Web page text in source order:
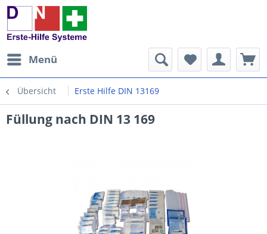
Menü
Übersicht Erste Hilfe DIN 13169
Füllung nach DIN 13 169